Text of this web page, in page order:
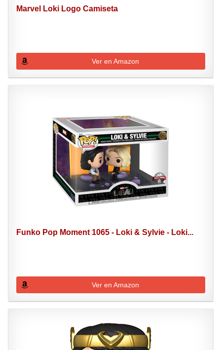
Marvel Loki Logo Camiseta
Ver en Amazon
Funko Pop Moment 1065 - Loki & Sylvie - Loki...
Ver en Amazon